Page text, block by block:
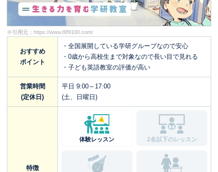
※引用元： https://www.889100.com/
おすすめ
ポイント
・全国展開している学研グループなので安心
・0歳から高校生まで対象なので長い目で見れる
・子ども英語教室の評価が高い
営業時間
(定休日)
平日 9:00～17:00
(土、日曜日)
特徴
体験レッスン 2名以下のレッスン